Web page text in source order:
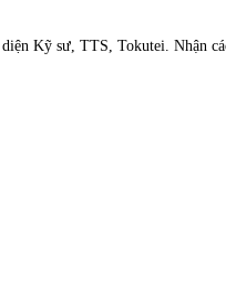
Kỹ sư, TTS, Tokutei. Nhận